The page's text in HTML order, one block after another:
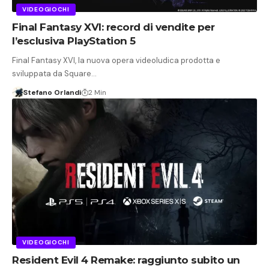
VIDEOGIOCHI
Final Fantasy XVI: record di vendite per
l’esclusiva PlayStation 5
Final Fantasy XVI, la nuova opera videoludica prodotta e
sviluppata da Square…
Stefano Orlandi 2 Min
VIDEOGIOCHI
Resident Evil 4 Remake: raggiunto subito un